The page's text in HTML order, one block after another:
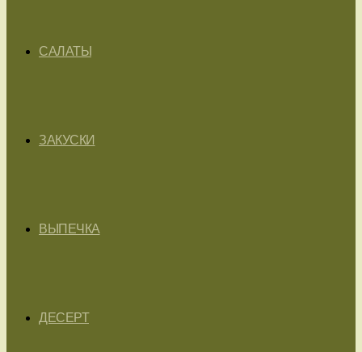
САЛАТЫ
ЗАКУСКИ
ВЫПЕЧКА
ДЕСЕРТ